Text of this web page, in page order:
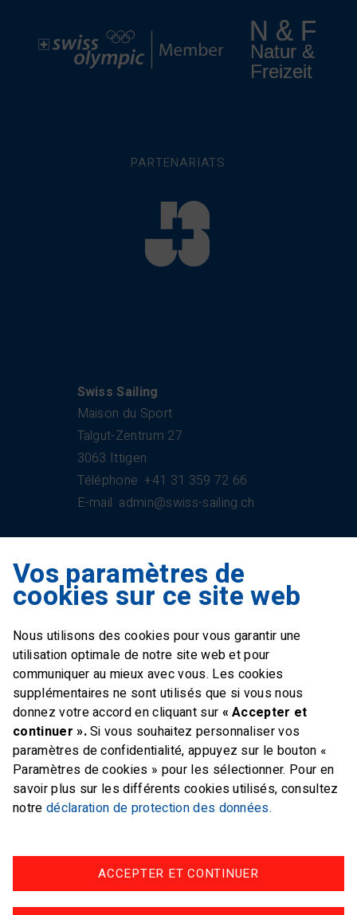
PARTENARIATS
Swiss Sailing
Maison du Sport
Talgut-Zentrum 27
3063 Ittigen
Téléphone +41 31 359 72 66
E-mail admin@swiss-sailing.ch
Swiss Sailing Team
Industriestrasse 51
E-mail office@swiss-sailing-
team.ch
FOLLOW US ON
Twitter FacebookInstagram
Vos paramètres de
cookies sur ce site web
Nous utilisons des cookies pour vous garantir une
utilisation optimale de notre site web et pour
communiquer au mieux avec vous. Les cookies
supplémentaires ne sont utilisés que si vous nous
donnez votre accord en cliquant sur « Accepter et
continuer ».Si vous souhaitez personnaliser vos
paramètres de confidentialité, appuyez sur le bouton «
Paramètres de cookies » pour les sélectionner. Pour en
savoir plus sur les différents cookies utilisés, consultez
notre déclaration de protection des données.
ACCEPTER ET CONTINUER